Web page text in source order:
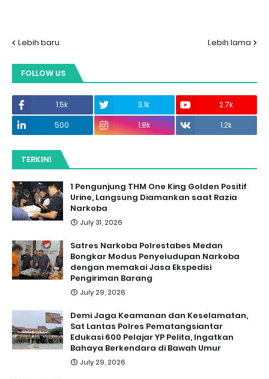
Lebih baru Lebih lama
FOLLOW US
1.5k 3.1k
2.7k
500
1.8k 1.2k
TERKINI
1 Pengunjung THM One King Golden Positif
Urine, Langsung Diamankan saat Razia
Narkoba
July 31, 2026
Satres Narkoba Polrestabes Medan
Bongkar Modus Penyeludupan Narkoba
dengan memakai Jasa Ekspedisi
Pengiriman Barang
July 29, 2026
Demi Jaga Keamanan dan Keselamatan,
Sat Lantas Polres Pematangsiantar
Edukasi 600 Pelajar YP Pelita, Ingatkan
Bahaya Berkendara di Bawah Umur
July 29, 2026